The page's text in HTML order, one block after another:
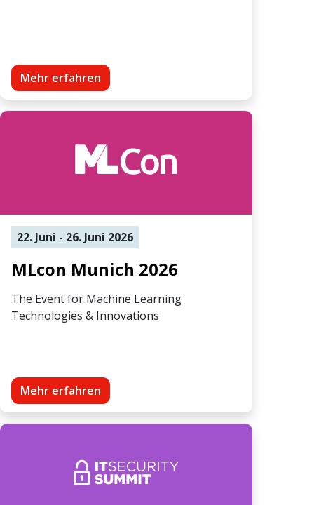
Mehr erfahren
22. Juni - 26. Juni 2026
MLcon Munich 2026
The Event for Machine Learning
Technologies & Innovations
Mehr erfahren